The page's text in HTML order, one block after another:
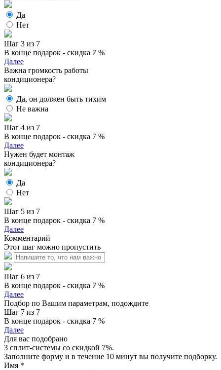
Да
Нет
Шаг 3 из 7
В конце подарок - скидка 7 %
Далее
Важна громкость работы
кондиционера?
Да, он должен быть тихим
Не важна
Шаг 4 из 7
В конце подарок - скидка 7 %
Далее
Нужен будет монтаж
кондиционера?
Да
Нет
Шаг 5 из 7
В конце подарок - скидка 7 %
Далее
Комментарий
Этот шаг можно пропустить
Шаг 6 из 7
В конце подарок - скидка 7 %
Далее
Подбор по Вашим параметрам, подождите
Шаг 7 из 7
В конце подарок - скидка 7 %
Далее
Для вас подобрано
3 сплит-системы со скидкой 7%.
Заполните форму и в течение 10 минут вы получите подборку.
Имя *